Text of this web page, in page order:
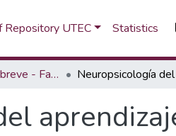
Repository UTEC Statistics
Investigación en breve - Fascículo